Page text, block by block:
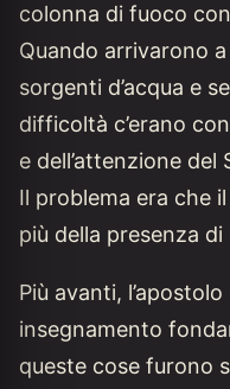
colonna di fuoco
Quando arrivarono
sorgenti d’acqua e
difficoltà c’erano
e dell’attenzione del
Il problema era che
più della presenza di
Più avanti,
insegnamento
queste cose furono